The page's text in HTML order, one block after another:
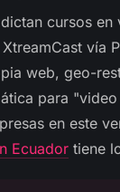
cursos
vía
web, geo-
para
en este
Ecuador tiene